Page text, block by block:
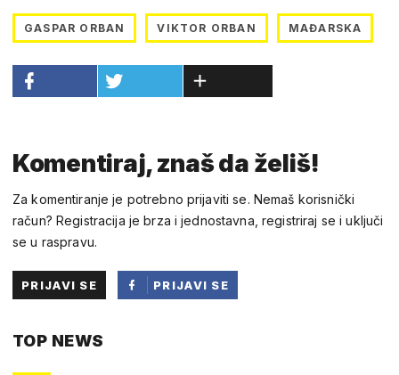
GASPAR ORBAN VIKTOR ORBAN MAĐARSKA
Komentiraj, znaš da želiš!
Za komentiranje je potrebno prijaviti se. Nemaš korisnički
račun? Registracija je brza i jednostavna, registriraj se i uključi
se u raspravu.
PRIJAVI SE
PRIJAVI SE
TOP NEWS